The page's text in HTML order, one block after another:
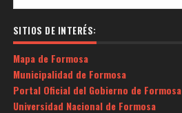
SITIOS DE INTERÉS:
Mapa de Formosa
Municipalidad de Formosa
Portal Oficial del Gobierno de Formosa
Universidad Nacional de Formosa